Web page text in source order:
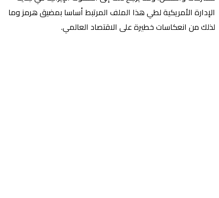
الإدارة الأمريكية لطي هذا الملف المرتبط أساسا بمضيق هرمز وما
لذلك من انعكاسات خطيرة على الاقتصاد العالمي.